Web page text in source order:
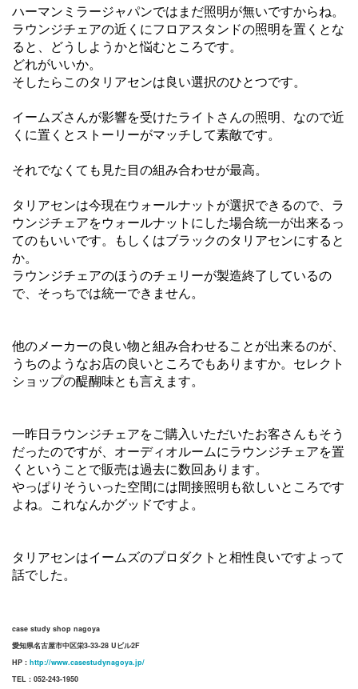
ハーマンミラージャパンではまだ照明が無いですからね。
ラウンジチェアの近くにフロアスタンドの照明を置くとな
ると、どうしようかと悩むところです。
どれがいいか。
そしたらこのタリアセンは良い選択のひとつです。
イームズさんが影響を受けたライトさんの照明、なので近
くに置くとストーリーがマッチして素敵です。
それでなくても見た目の組み合わせが最高。
タリアセンは今現在ウォールナットが選択できるので、ラ
ウンジチェアをウォールナットにした場合統一が出来るっ
てのもいいです。もしくはブラックのタリアセンにすると
か。
ラウンジチェアのほうのチェリーが製造終了しているの
で、そっちでは統一できません。
他のメーカーの良い物と組み合わせることが出来るのが、
うちのようなお店の良いところでもありますか。セレクト
ショップの醍醐味とも言えます。
一昨日ラウンジチェアをご購入いただいたお客さんもそう
だったのですが、オーディオルームにラウンジチェアを置
くということで販売は過去に数回あります。
やっぱりそういった空間には間接照明も欲しいところです
よね。これなんかグッドですよ。
タリアセンはイームズのプロダクトと相性良いですよって
話でした。
case study shop nagoya
愛知県名古屋市中区栄3-33-28 Uビル2F
HP : http://www.casestudynagoya.jp/
TEL : 052-243-1950